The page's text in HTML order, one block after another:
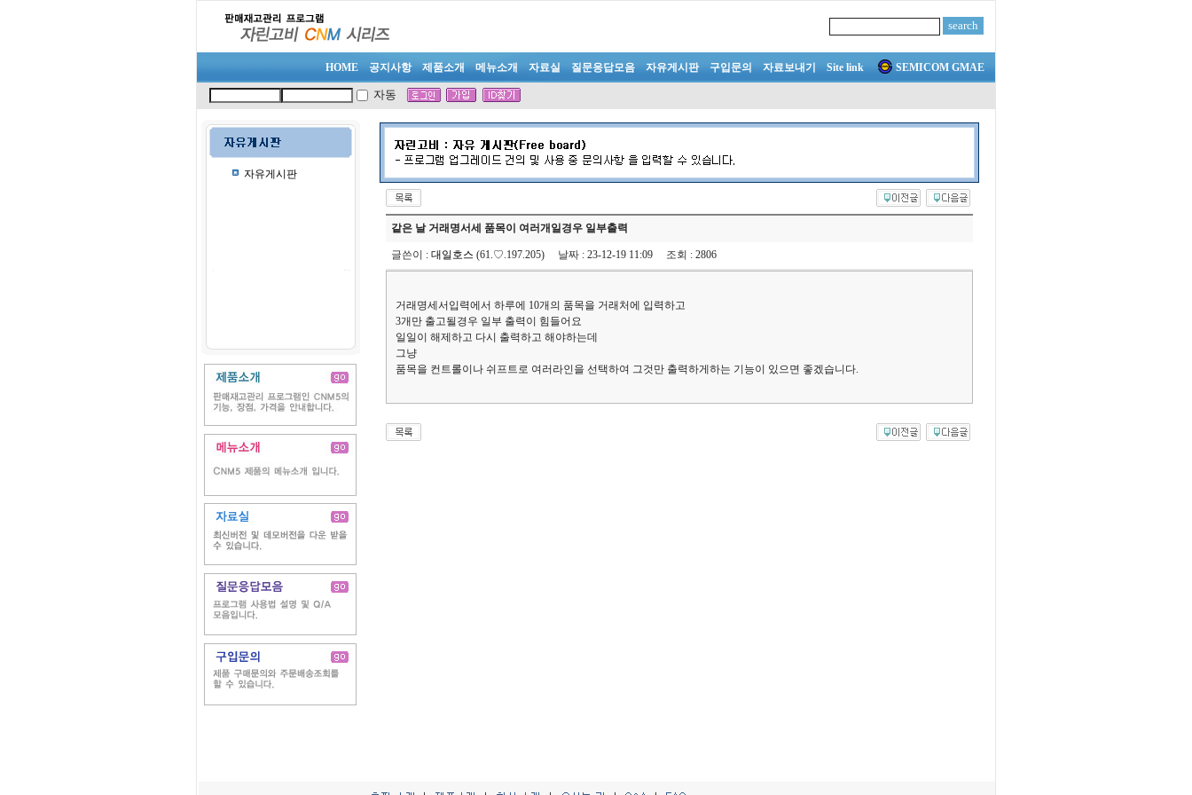
HOME 공지사항 제품소개 메뉴소개 자료실 질문응답모음 자유게시판 구입문의 자료보내기 Site link SEMICOM GMAE
자동
자유게시판
같은 날 거래명서세 품목이 여러개일경우 일부출력
글쓴이 : 대일호스 (61.♡.197.205) 날짜 : 23-12-19 11:09 조회 : 2806
거래명세서입력에서 하루에 10개의 품목을 거래처에 입력하고
3개만 출고될경우 일부 출력이 힘들어요
일일이 해제하고 다시 출력하고 해야하는데
그냥
품목을 컨트롤이나 쉬프트로 여러라인을 선택하여 그것만 출력하게하는 기능이 있으면 좋겠습니다.